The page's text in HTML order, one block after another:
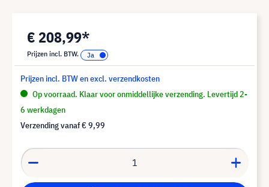
€ 208,99*
Prijzen incl. BTW.
Prijzen incl. BTW en excl. verzendkosten
Op voorraad. Klaar voor onmiddellijke verzending. Levertijd 2-
6 werkdagen
Verzending vanaf€ 9,99